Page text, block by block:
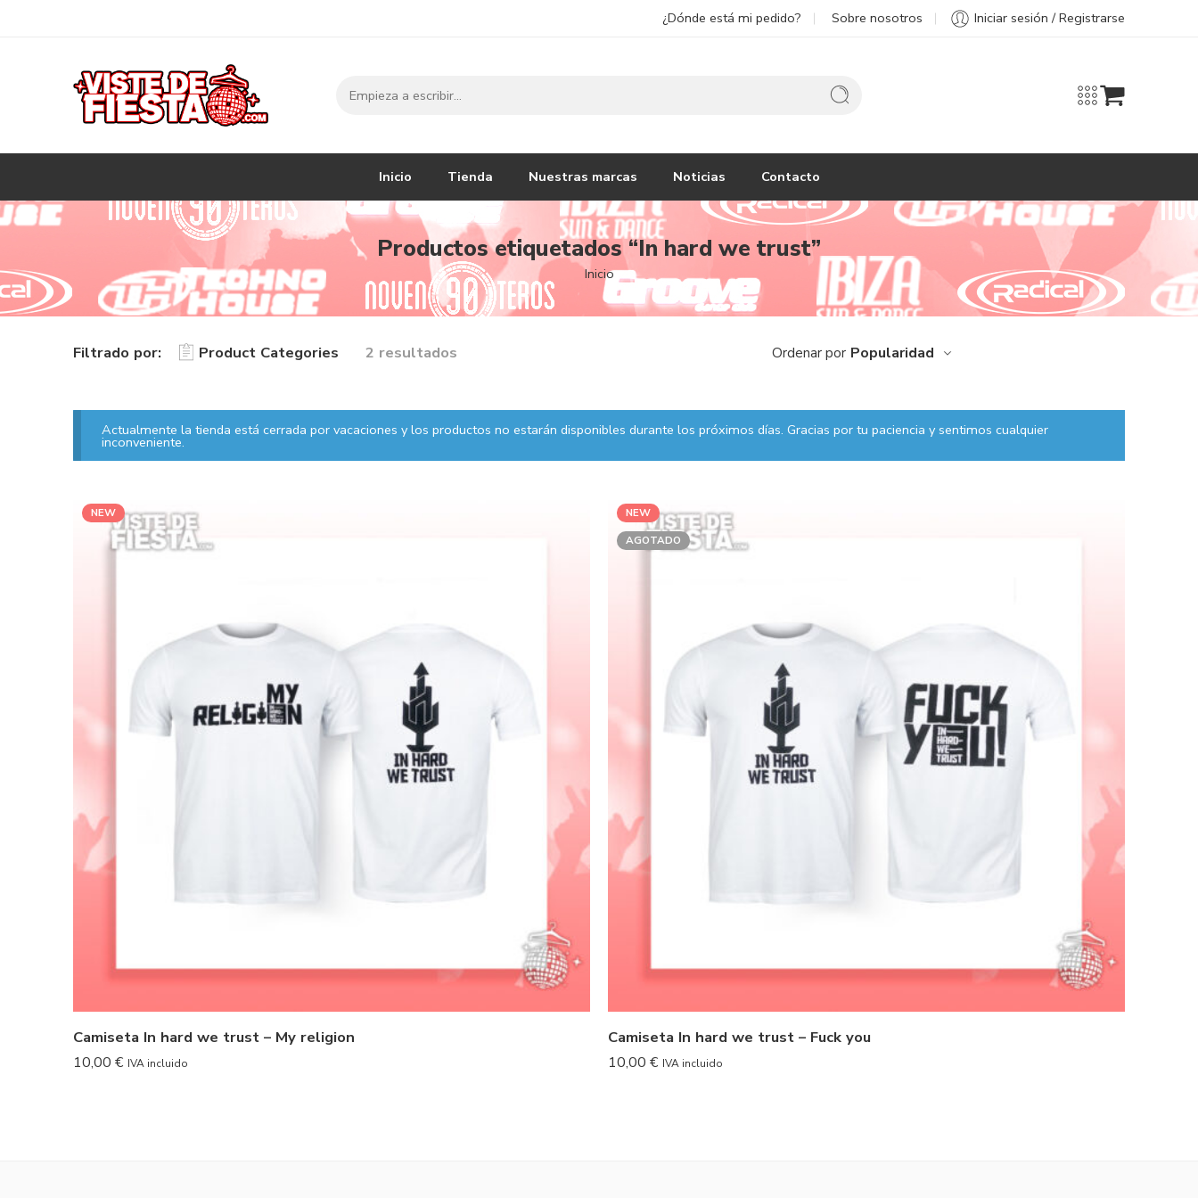
¿Dónde está mi pedido? Sobre nosotros Iniciar sesión / Registrarse
Inicio Tienda Nuestras marcas Noticias Contacto
Productos etiquetados “In hard we trust”
Inicio
Filtrado por: Product Categories 2 resultados Ordenar por Popularidad
Actualmente la tienda está cerrada por vacaciones y los productos no estarán disponibles durante los próximos días. Gracias por tu paciencia y sentimos cualquier
inconveniente.
NEW
Camiseta In hard we trust – My religion
10,00 € IVA incluido
NEW
AGOTADO
Camiseta In hard we trust – Fuck you
10,00 € IVA incluido